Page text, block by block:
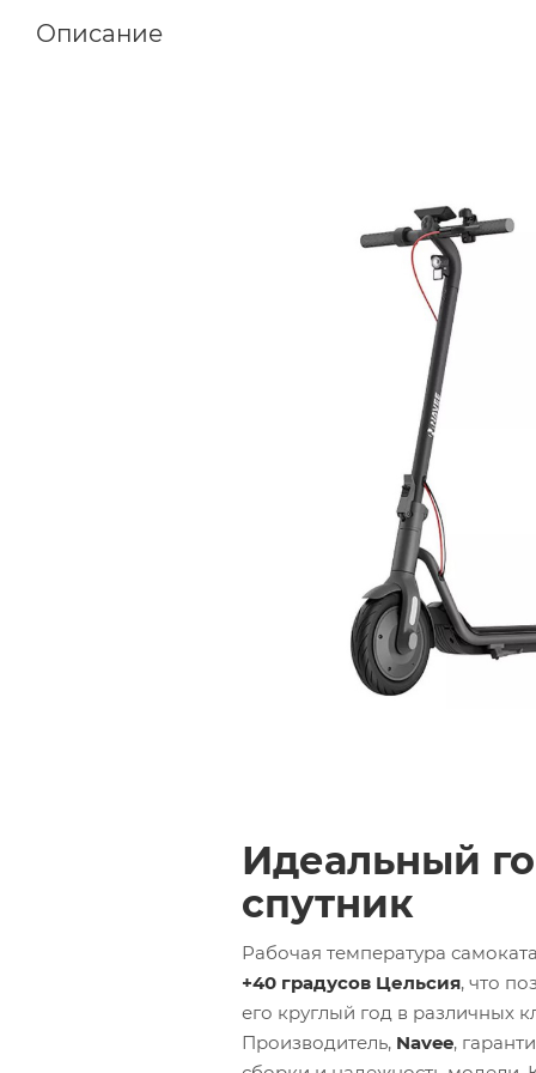
Описание
Идеальный
спутник
Рабочая температура
+40 градусов Цельсия, что
его круглый год в различных
Производитель, Navee,